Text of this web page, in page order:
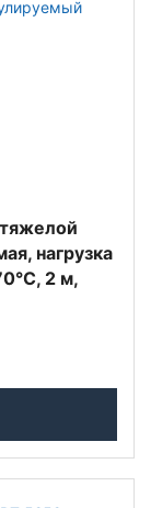
нагрузка
2 м,